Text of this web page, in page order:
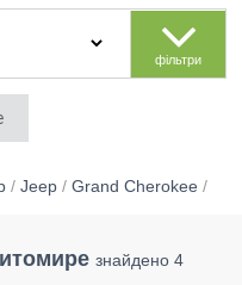
фільтри
/ Jeep / Grand Cherokee /
знайдено 4